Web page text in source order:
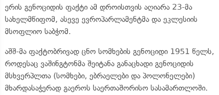
ერის გენოციდის ფაქტი ამ დროისთვის აღიარა 23-მა
სახელმწიფომ, ასევე ევროპარლამენტმა და ეკლესიის
მსოფლიო საბჭომ.
აშშ-მა ფაქტობრივად ცნო სომხების გენოციდი 1951 წელს,
როდესაც ვაშინგტონმა შეიტანა განაცხადი გენოციდის
მსხვერპლთა (სომხები, ებრაელები და პოლონელები)
მხარდასაჭერად გაეროს საერთაშორისო სასამართლოში.